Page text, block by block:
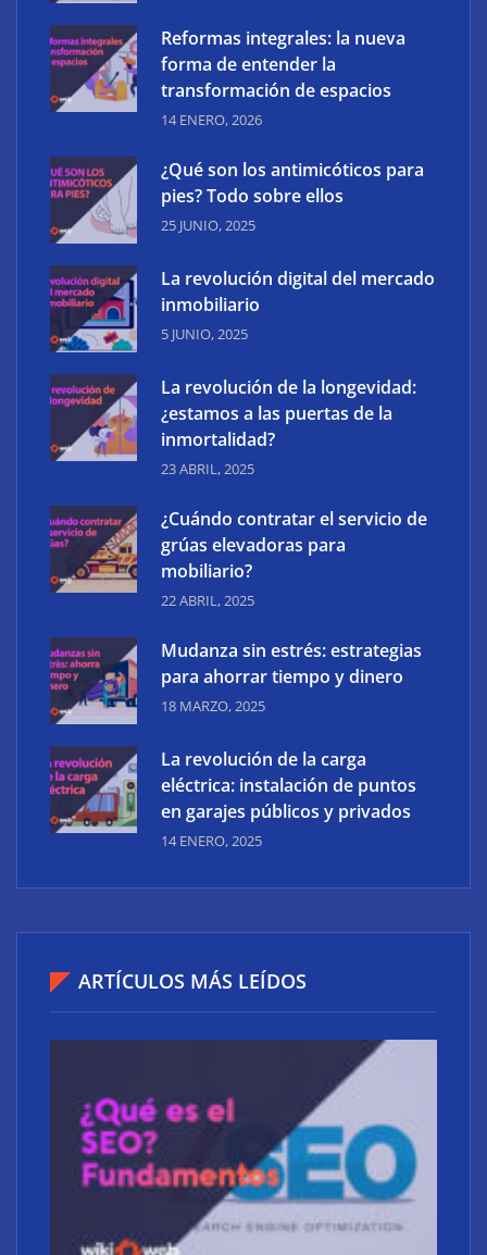
Las mejores agencias de marketing digital de
Madrid
¿El Covid-19 ha acelerado la pérdida de libertad en
Internet?
Los errores más comunes que se cometen en las
páginas web y cómo resolverlos
Reformas integrales: la nueva
forma de entender la
transformación de espacios
14 ENERO, 2026
¿Qué son los antimicóticos para
pies? Todo sobre ellos
25 JUNIO, 2025
La revolución digital del mercado
inmobiliario
5 JUNIO, 2025
La revolución de la longevidad:
¿estamos a las puertas de la
inmortalidad?
23 ABRIL, 2025
¿Cuándo contratar el servicio de
grúas elevadoras para
mobiliario?
22 ABRIL, 2025
Mudanza sin estrés: estrategias
para ahorrar tiempo y dinero
18 MARZO, 2025
La revolución de la carga
eléctrica: instalación de puntos
en garajes públicos y privados
14 ENERO, 2025
ARTÍCULOS MÁS LEÍDOS